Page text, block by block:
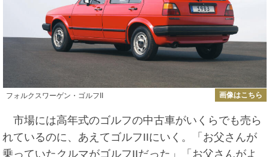
フォルクスワーゲン・ゴルフII 画像はこちら
市場には高年式のゴルフの中古車がいくらでも売ら
れているのに、あえてゴルフIIにいく。「お父さんが
乗っていたクルマがゴルフIIだった」「お父さんがよ